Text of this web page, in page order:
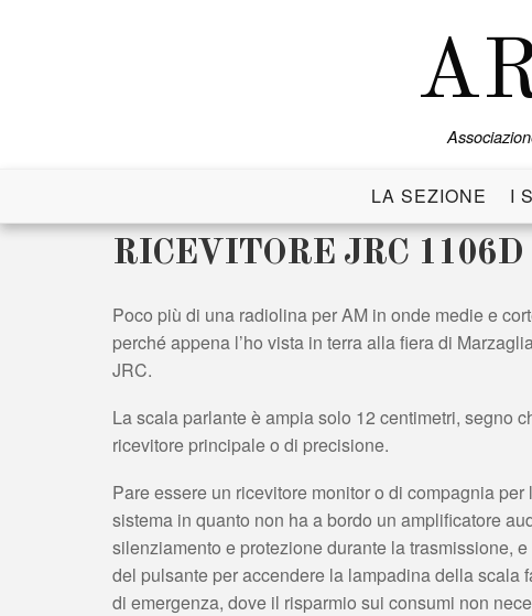
LA SEZIONE I
RICEVITORE JRC 1106D
Poco più di una radiolina per AM in onde medie e
perché appena l’ho vista in terra alla fiera di
JRC.
La scala parlante è ampia solo 12 centimetri, segno
ricevitore principale o di precisione.
Pare essere un ricevitore monitor o di compagnia
sistema in quanto non ha a bordo un amplificatore
silenziamento e protezione durante la trasmissione,
del pulsante per accendere la lampadina della scala
di emergenza, dove il risparmio sui consumi non